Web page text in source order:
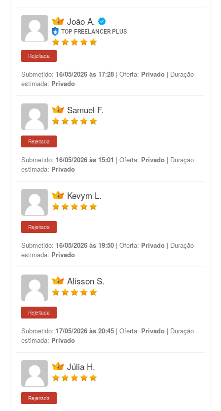
João A.
TOP FREELANCER PLUS
Rejeitada
Submetido: 16/05/2026 às 17:28 | Oferta: Privado | Duração
estimada: Privado
Samuel F.
Rejeitada
Submetido: 16/05/2026 às 15:01 | Oferta: Privado | Duração
estimada: Privado
Kevym L.
Rejeitada
Submetido: 16/05/2026 às 19:50 | Oferta: Privado | Duração
estimada: Privado
Alisson S.
Rejeitada
Submetido: 17/05/2026 às 20:45 | Oferta: Privado | Duração
estimada: Privado
Júlia H.
Rejeitada